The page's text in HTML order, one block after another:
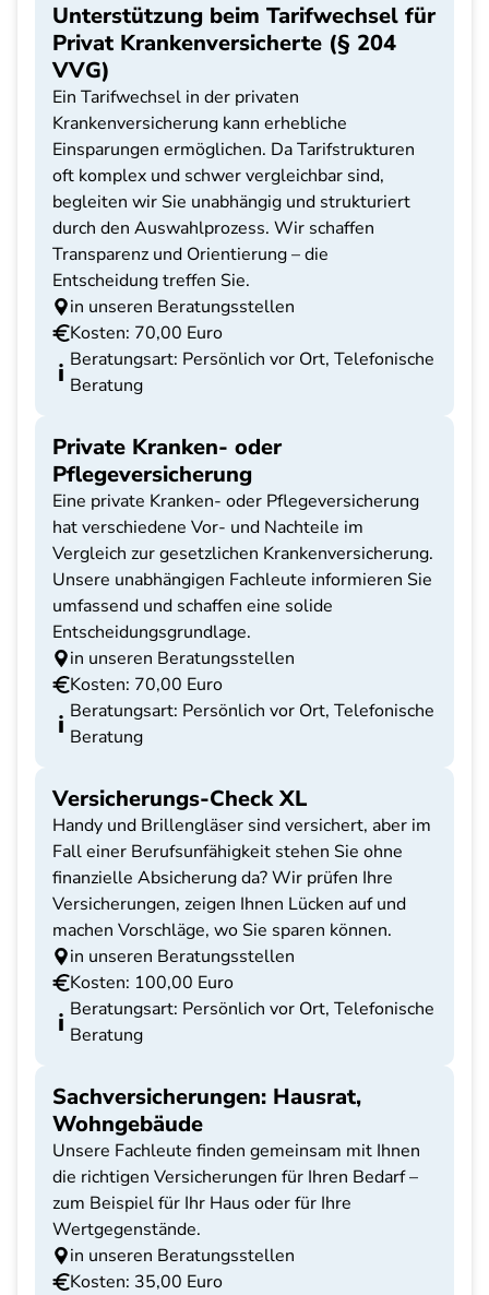
Unterstützung beim Tarifwechsel für
Privat Krankenversicherte (§ 204
VVG)
Ein Tarifwechsel in der privaten
Krankenversicherung kann erhebliche
Einsparungen ermöglichen. Da Tarifstrukturen
oft komplex und schwer vergleichbar sind,
begleiten wir Sie unabhängig und strukturiert
durch den Auswahlprozess. Wir schaffen
Transparenz und Orientierung – die
Entscheidung treffen Sie.
in unseren Beratungsstellen
Kosten: 70,00 Euro
Beratungsart: Persönlich vor Ort, Telefonische
Beratung
Private Kranken- oder
Pflegeversicherung
Eine private Kranken- oder Pflegeversicherung
hat verschiedene Vor- und Nachteile im
Vergleich zur gesetzlichen Krankenversicherung.
Unsere unabhängigen Fachleute informieren Sie
umfassend und schaffen eine solide
Entscheidungsgrundlage.
in unseren Beratungsstellen
Kosten: 70,00 Euro
Beratungsart: Persönlich vor Ort, Telefonische
Beratung
Versicherungs-Check XL
Handy und Brillengläser sind versichert, aber im
Fall einer Berufsunfähigkeit stehen Sie ohne
finanzielle Absicherung da? Wir prüfen Ihre
Versicherungen, zeigen Ihnen Lücken auf und
machen Vorschläge, wo Sie sparen können.
in unseren Beratungsstellen
Kosten: 100,00 Euro
Beratungsart: Persönlich vor Ort, Telefonische
Beratung
Sachversicherungen: Hausrat,
Wohngebäude
Unsere Fachleute finden gemeinsam mit Ihnen
die richtigen Versicherungen für Ihren Bedarf –
zum Beispiel für Ihr Haus oder für Ihre
Wertgegenstände.
in unseren Beratungsstellen
Kosten: 35,00 Euro